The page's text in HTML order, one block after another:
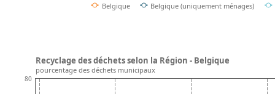
Belgique Belgique (uniquement ménages)
80
Recyclage des déchets selon la Région - Belgique
pourcentage des déchets municipaux